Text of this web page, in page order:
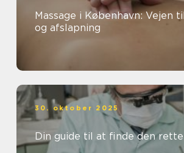
Massage i København: Vejen
og afslapning
30. oktober 2025
Din guide til at finde den